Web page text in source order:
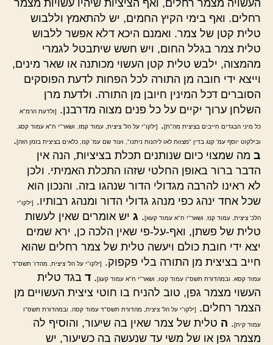
העשויה מצמר רחלים, ואף הציציות שיהיו עשויות מצמר
רחלים. ואף בימי הקיץ החמים, יש להתאמץ וללבוש
טלית קטן של צמר. ואמנם היכא דלא אפשר ללבוש
טלית צמר בגלל החום, ויש חשש שיתבטל לגמרי
מהמצוה, ילבש טלית קטן העשוי מכותנה או שאר מינים,
וייצא ידי חובה מן התורה לכל הפחות לדעת הפוסקים
הסוברים דכל המינין חיובן מן התורה. ולדעת מרן
השלחן ערוך יקיים על כל פנים מצוה מדרבנן.
[ולדעת הרמ"א
כל מיני הבגדים חייבים בציצית מה"ת]. [ילקו"י על הל' ציצית, עמוד קמז. ושאר"י ח"א עמוד קסג.
ובילקוט יוסף עמ' קנג בדין "מצוות לאו ליהנות ניתנו", ועוד שם עמ' קנז, כלאים בציצית בזמן הזה].
ב מה שמצוי כיום שנותנים תכלת בציציות, הנה אין
הדבר ברור באופן החלטי שזהו התכלת האמיתי. ולכן
לא ראינו להרבה מגדולי הדור שנהגו בזה. והנכון הוא
שכל אחד ינהג כפי מנהג גדולי הדור ומנהג רבותיו.
[ילקו"י
הלכ' ציצית, עמוד קנז. ושאר"י ח"א עמוד קעא]. ג יש אומרים שאין לעשות
טלית של פשתן, ואף-על-פי שאין הלכה כן, ירא שמים
יצא ידי חובת כולם ויעשה טלית של צמר רחלים שהוא
חייב בציצית מן התורה בלי פקפוק.
[ילקו"י על הל' ציצית, מהדו' תשס"ד
עמוד קסא. ובמהדורת תשס"ו עמוד קטו. ושאר"י ח"א עמוד קעג]. ד בגד טלית
העשוי מצמר גפן, טוב להניח בו חוטי ציצית העשויים מן
הצמר רחלים.
[ילקו"י על הל' ציצית, מהדורת תשס"ד עמוד קסה. ובמהדורת תשס"ו
עמוד קיח]. ה טלית של צמר שאין בה שיעור, והוסיף לה
מצמר גפן או של משי עד שנעשה בה כשיעור, יש